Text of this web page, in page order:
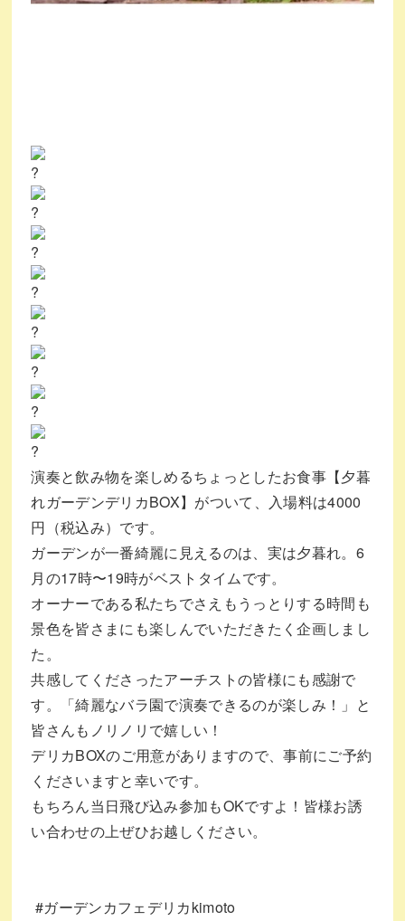
演奏と飲み物を楽しめるちょっとしたお食事【夕暮
れガーデンデリカBOX】がついて、入場料は4000
円（税込み）です。
ガーデンが一番綺麗に見えるのは、実は夕暮れ。6
月の17時〜19時がベストタイムです。
オーナーである私たちでさえもうっとりする時間も
景色を皆さまにも楽しんでいただきたく企画しまし
た。
共感してくださったアーチストの皆様にも感謝で
す。「綺麗なバラ園で演奏できるのが楽しみ！」と
皆さんもノリノリで嬉しい！
デリカBOXのご用意がありますので、事前にご予約
くださいますと幸いです。
もちろん当日飛び込み参加もOKですよ！皆様お誘
い合わせの上ぜひお越しください。⁡
⁡#ガーデンカフェデリカkimoto